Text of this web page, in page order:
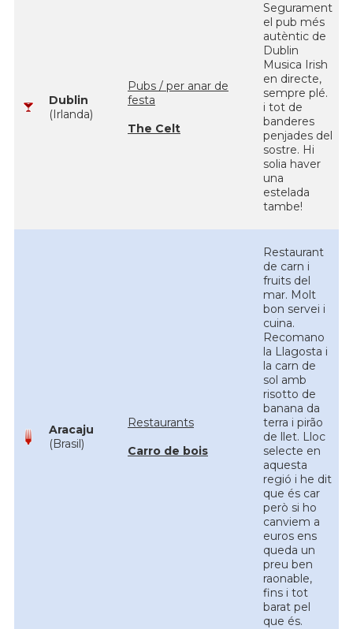
Dublin
(Irlanda)
Pubs / per anar de
festa
The Celt
Segurament
el pub més
autèntic de
Dublin
Musica Irish
en directe,
sempre plé.
i tot de
banderes
penjades del
sostre. Hi
solia haver
una
estelada
tambe!
Aracaju
(Brasil)
Restaurants
Carro de bois
Restaurant
de carn i
fruits del
mar. Molt
bon servei i
cuina.
Recomano
la Llagosta i
la carn de
sol amb
risotto de
banana da
terra i pirão
de llet. Lloc
selecte en
aquesta
regió i he dit
que és car
però si ho
canviem a
euros ens
queda un
preu ben
raonable,
fins i tot
barat pel
que és.